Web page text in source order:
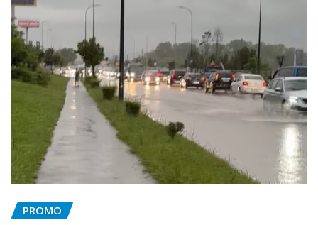
PROMO